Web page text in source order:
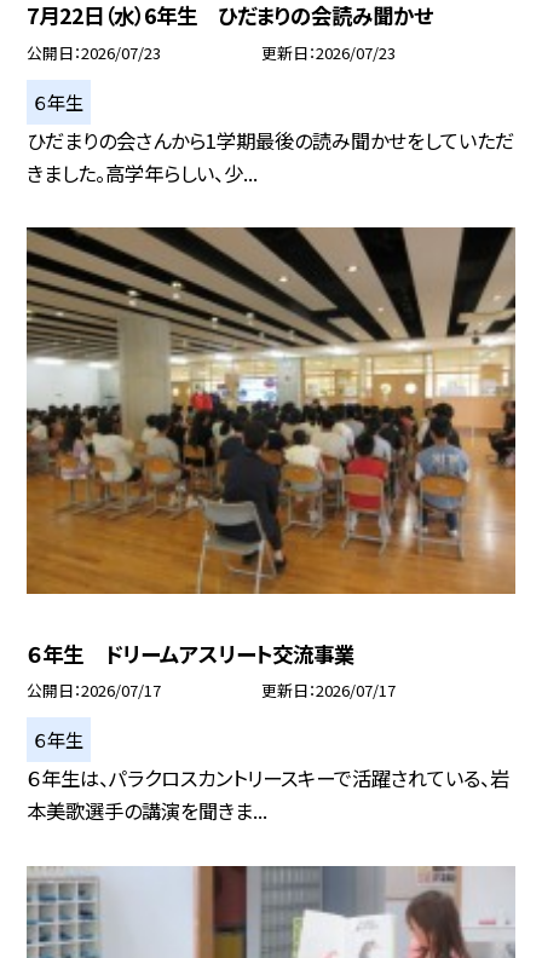
7月22日（水）6年生 ひだまりの会読み聞かせ
公開日 2026/07/23 更新日 2026/07/23
６年生
ひだまりの会さんから1学期最後の読み聞かせをしていただ
きました。高学年らしい、少...
６年生 ドリームアスリート交流事業
公開日 2026/07/17 更新日 2026/07/17
６年生
６年生は、パラクロスカントリースキーで活躍されている、岩
本美歌選手の講演を聞きま...